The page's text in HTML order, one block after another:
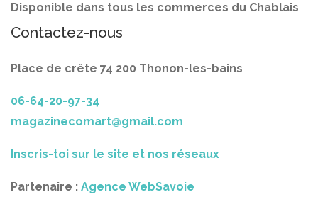
Disponible dans tous les commerces du Chablais
Contactez-nous
Place de crête 74 200 Thonon-les-bains
06-64-20-97-34
magazinecomart@gmail.com
Inscris-toi sur le site et nos réseaux
Partenaire : Agence WebSavoie